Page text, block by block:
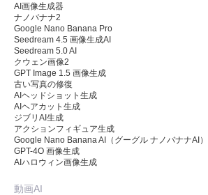
AI画像生成器
ナノバナナ2
Google Nano Banana Pro
Seedream 4.5 画像生成AI
Seedream 5.0 AI
クウェン画像2
GPT Image 1.5 画像生成
古い写真の修復
AIヘッドショット生成
AIヘアカット生成
ジブリAI生成
アクションフィギュア生成
Google Nano Banana AI（グーグル ナノバナナAI）
GPT-4O 画像生成
AIハロウィン画像生成
動画AI